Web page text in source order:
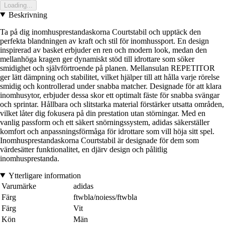
Loading...
Beskrivning
Ta på dig inomhusprestandaskorna Courtstabil och upptäck den
perfekta blandningen av kraft och stil för inomhussport. En design
inspirerad av basket erbjuder en ren och modern look, medan den
mellanhöga kragen ger dynamiskt stöd till idrottare som söker
smidighet och självförtroende på planen. Mellansulan REPETITOR
ger lätt dämpning och stabilitet, vilket hjälper till att hålla varje rörelse
smidig och kontrollerad under snabba matcher. Designade för att klara
inomhusytor, erbjuder dessa skor ett optimalt fäste för snabba svängar
och sprintar. Hållbara och slitstarka material förstärker utsatta områden,
vilket låter dig fokusera på din prestation utan störningar. Med en
vanlig passform och ett säkert snörningssystem, adidas säkerställer
komfort och anpassningsförmåga för idrottare som vill höja sitt spel.
Inomhusprestandaskorna Courtstabil är designade för dem som
värdesätter funktionalitet, en djärv design och pålitlig
inomhusprestanda.
Ytterligare information
Varumärke
adidas
Färg
ftwbla/noiess/ftwbla
Färg
Vit
Kön
Män